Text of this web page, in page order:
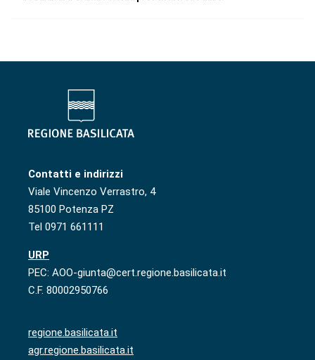
Contatti e indirizzi
Viale Vincenzo Verrastro, 4
85100 Potenza PZ
Tel 0971 661111
URP
PEC: AOO-giunta@cert.regione.basilicata.it
C.F. 80002950766
regione.basilicata.it
agr.regione.basilicata.it